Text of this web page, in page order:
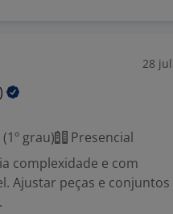
28 jul
grau)
Presencial
complexidade e com
Ajustar peças e conjuntos